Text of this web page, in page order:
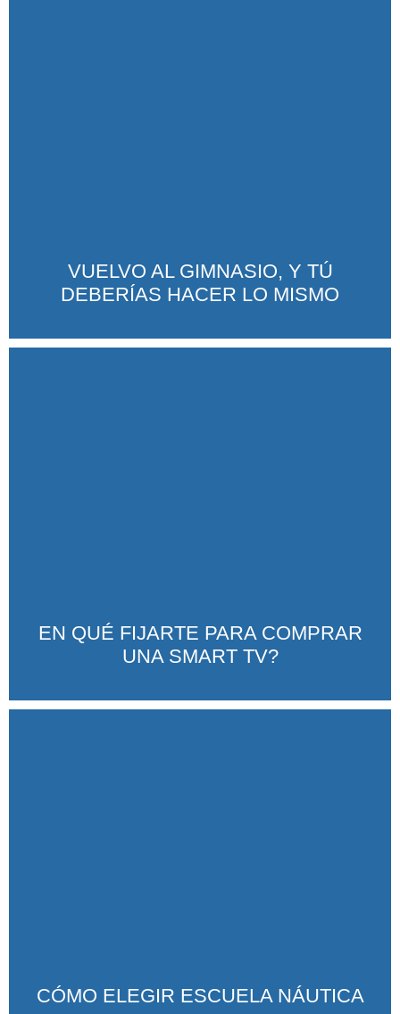
VUELVO AL GIMNASIO, Y TÚ
DEBERÍAS HACER LO MISMO
EN QUÉ FIJARTE PARA COMPRAR
UNA SMART TV?
CÓMO ELEGIR ESCUELA NÁUTICA